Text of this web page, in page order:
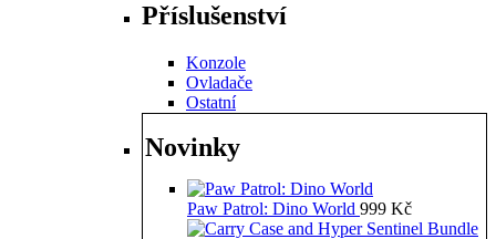
Příslušenství
Konzole
Ovladače
Ostatní
Novinky
Paw Patrol: Dino World 999 Kč